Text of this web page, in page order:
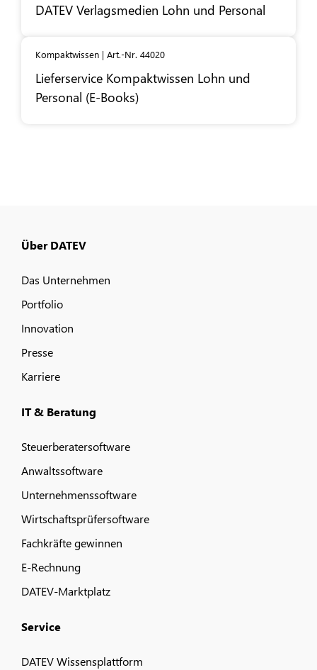
DATEV Verlagsmedien Lohn und Personal
Kompaktwissen | Art.-Nr. 44020
Lieferservice Kompaktwissen Lohn und
Personal (E-Books)
Über DATEV
Das Unternehmen
Portfolio
Innovation
Presse
Karriere
IT & Beratung
Steuerberatersoftware
Anwaltssoftware
Unternehmenssoftware
Wirtschaftsprüfersoftware
Fachkräfte gewinnen
E-Rechnung
DATEV-Marktplatz
Service
DATEV Wissensplattform